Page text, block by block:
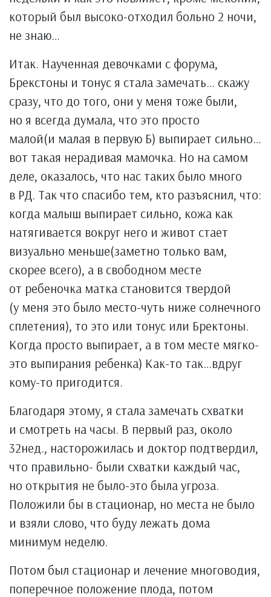
который был высоко-отходил больно 2 ночи,
не знаю…
Итак. Наученная девочками с форума,
Брекстоны и тонус я стала замечать… скажу
сразу, что до того, они у меня тоже были,
но я всегда думала, что это просто
малой(и малая в первую Б) выпирает сильно…
вот такая нерадивая мамочка. Но на самом
деле, оказалось, что нас таких было много
в РД. Так что спасибо тем, кто разъяснил, что:
когда малыш выпирает сильно, кожа как
натягивается вокруг него и живот стает
визуально меньше(заметно только вам,
скорее всего), а в свободном месте
от ребеночка матка становится твердой
(у меня это было место-чуть ниже солнечного
сплетения), то это или тонус или Бректоны.
Когда просто выпирает, а в том месте мягко-
это выпирания ребенка) Как-то так…вдруг
кому-то пригодится.
Благодаря этому, я стала замечать схватки
и смотреть на часы. В первый раз, около
32нед., насторожилась и доктор подтвердил,
что правильно- были схватки каждый час,
но открытия не было-это была угроза.
Положили бы в стационар, но места не было
и взяли слово, что буду лежать дома
минимум неделю.
Потом был стационар и лечение многоводия,
поперечное положение плода, потом